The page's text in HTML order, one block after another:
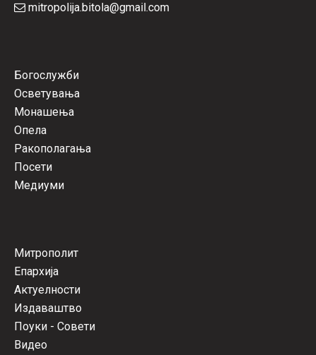
mitropolija.bitola@gmail.com
Богослужби
Осветувања
Монашења
Опела
Ракополагања
Посети
Медиуми
Митрополит
Епархија
Актуелности
Издаваштво
Поуки - Совети
Видео